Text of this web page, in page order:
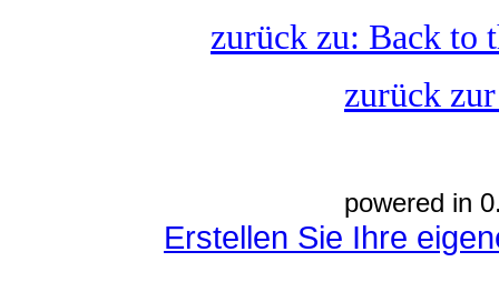
zurück zu: Back to
zurück
powered in
Erstellen Sie Ihre